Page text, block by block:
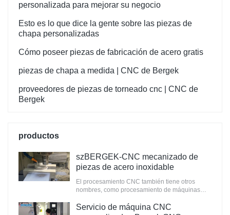
personalizada para mejorar su negocio
Esto es lo que dice la gente sobre las piezas de
chapa personalizadas
Cómo poseer piezas de fabricación de acero gratis
piezas de chapa a medida | CNC de Bergek
proveedores de piezas de torneado cnc | CNC de
Bergek
productos
szBERGEK-CNC mecanizado de
piezas de acero inoxidable
El procesamiento CNC también tiene otros
nombres, como procesamiento de máquinas
llamado centro de procesamiento CNC, el
Servicio de máquina CNC